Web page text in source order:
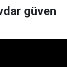
güven